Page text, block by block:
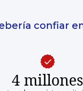
confiar
4 millones